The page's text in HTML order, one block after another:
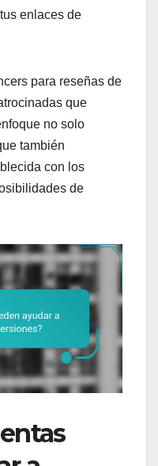
enlaces de
para reseñas de
que
no solo
también
con los
de